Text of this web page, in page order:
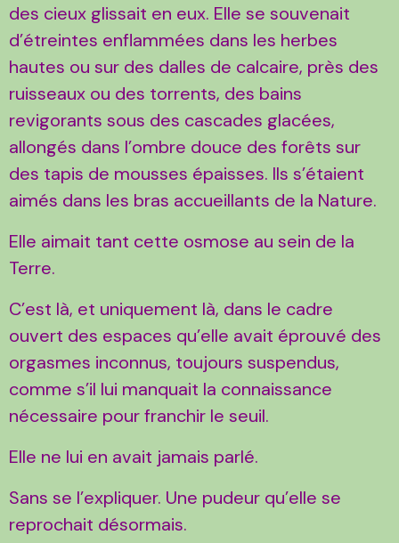
des cieux glissait en eux. Elle se souvenait
d’étreintes enflammées dans les herbes
hautes ou sur des dalles de calcaire, près des
ruisseaux ou des torrents, des bains
revigorants sous des cascades glacées,
allongés dans l’ombre douce des forêts sur
des tapis de mousses épaisses. Ils s’étaient
aimés dans les bras accueillants de la Nature.
Elle aimait tant cette osmose au sein de la
Terre.
C’est là, et uniquement là, dans le cadre
ouvert des espaces qu’elle avait éprouvé des
orgasmes inconnus, toujours suspendus,
comme s’il lui manquait la connaissance
nécessaire pour franchir le seuil.
Elle ne lui en avait jamais parlé.
Sans se l’expliquer. Une pudeur qu’elle se
reprochait désormais.